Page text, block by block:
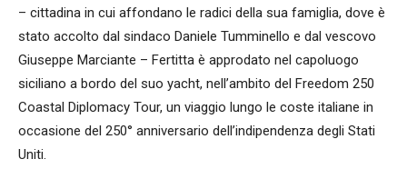
– cittadina in cui affondano le radici della sua famiglia, dove è
stato accolto dal sindaco Daniele Tumminello e dal vescovo
Giuseppe Marciante – Fertitta è approdato nel capoluogo
siciliano a bordo del suo yacht, nell’ambito del Freedom 250
Coastal Diplomacy Tour, un viaggio lungo le coste italiane in
occasione del 250° anniversario dell’indipendenza degli Stati
Uniti.